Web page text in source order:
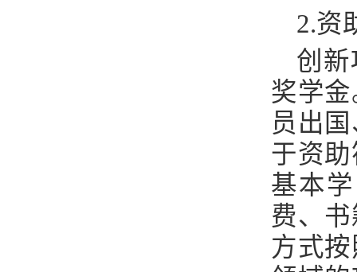
2.资
创
奖学
员出
于资
基本
费、
方式